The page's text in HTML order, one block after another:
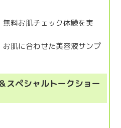
料お肌チェック体験を実
肌に合わせた美容液サンプ
スペシャルトークショー